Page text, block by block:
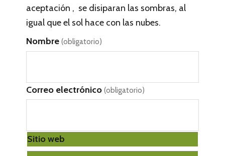
aceptación , se disiparan las sombras, al
igual que el sol hace con las nubes.
Nombre (obligatorio)
Correo electrónico (obligatorio)
Sitio web